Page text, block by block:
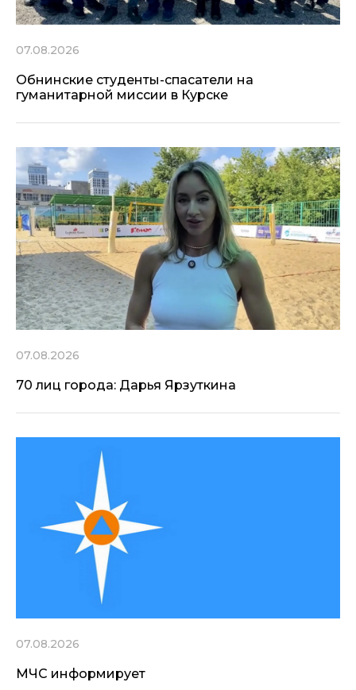
07.08.2026
Обнинские студенты-спасатели на
гуманитарной миссии в Курске
07.08.2026
70 лиц города: Дарья Ярзуткина
07.08.2026
МЧС информирует